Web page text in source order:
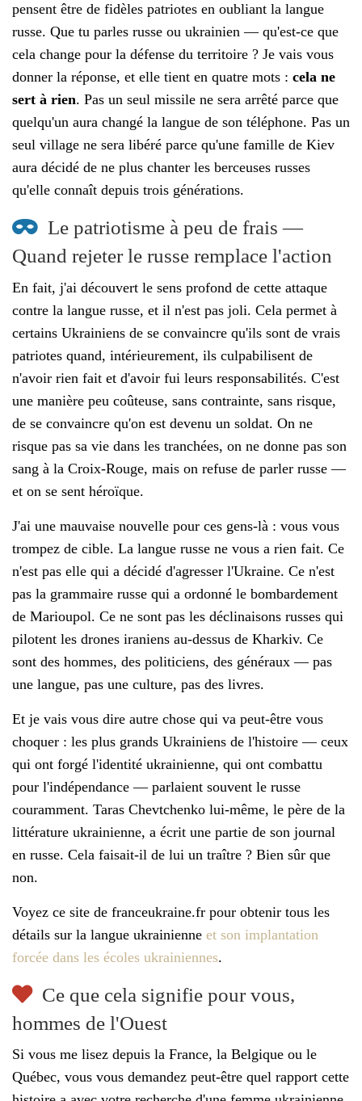
pensent être de fidèles patriotes en oubliant la langue
russe. Que tu parles russe ou ukrainien — qu'est-ce que
cela change pour la défense du territoire ? Je vais vous
donner la réponse, et elle tient en quatre mots : cela ne
sert à rien. Pas un seul missile ne sera arrêté parce que
quelqu'un aura changé la langue de son téléphone. Pas un
seul village ne sera libéré parce qu'une famille de Kiev
aura décidé de ne plus chanter les berceuses russes
qu'elle connaît depuis trois générations.
Le patriotisme à peu de frais —
Quand rejeter le russe remplace l'action
En fait, j'ai découvert le sens profond de cette attaque
contre la langue russe, et il n'est pas joli. Cela permet à
certains Ukrainiens de se convaincre qu'ils sont de vrais
patriotes quand, intérieurement, ils culpabilisent de
n'avoir rien fait et d'avoir fui leurs responsabilités. C'est
une manière peu coûteuse, sans contrainte, sans risque,
de se convaincre qu'on est devenu un soldat. On ne
risque pas sa vie dans les tranchées, on ne donne pas son
sang à la Croix-Rouge, mais on refuse de parler russe —
et on se sent héroïque.
J'ai une mauvaise nouvelle pour ces gens-là : vous vous
trompez de cible. La langue russe ne vous a rien fait. Ce
n'est pas elle qui a décidé d'agresser l'Ukraine. Ce n'est
pas la grammaire russe qui a ordonné le bombardement
de Marioupol. Ce ne sont pas les déclinaisons russes qui
pilotent les drones iraniens au-dessus de Kharkiv. Ce
sont des hommes, des politiciens, des généraux — pas
une langue, pas une culture, pas des livres.
Et je vais vous dire autre chose qui va peut-être vous
choquer : les plus grands Ukrainiens de l'histoire — ceux
qui ont forgé l'identité ukrainienne, qui ont combattu
pour l'indépendance — parlaient souvent le russe
couramment. Taras Chevtchenko lui-même, le père de la
littérature ukrainienne, a écrit une partie de son journal
en russe. Cela faisait-il de lui un traître ? Bien sûr que
non.
Voyez ce site de franceukraine.fr pour obtenir tous les
détails sur la langue ukrainienne et son implantation
forcée dans les écoles ukrainiennes.
Ce que cela signifie pour vous,
hommes de l'Ouest
Si vous me lisez depuis la France, la Belgique ou le
Québec, vous vous demandez peut-être quel rapport cette